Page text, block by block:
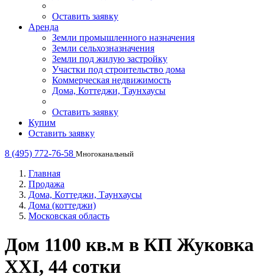
Оставить заявку
Аренда
Земли промышленного назначения
Земли сельхозназначения
Земли под жилую застройку
Участки под строительство дома
Коммерческая недвижимость
Дома, Коттеджи, Таунхаусы
Оставить заявку
Купим
Оставить заявку
8 (495) 772-76-58 Многоканальный
Главная
Продажа
Дома, Коттеджи, Таунхаусы
Дома (коттеджи)
Московская область
Дом 1100 кв.м в КП Жуковка
XXI, 44 сотки